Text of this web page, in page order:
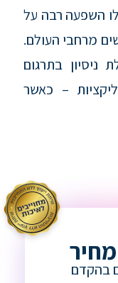
השפעה רבה על
מרחבי העולם.
בתרגום
– כאשר
בהקדם